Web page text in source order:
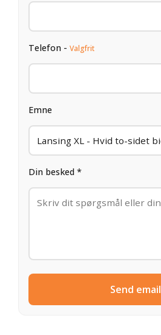
Telefon - Valgfrit
Emne
Din besked *
Send email